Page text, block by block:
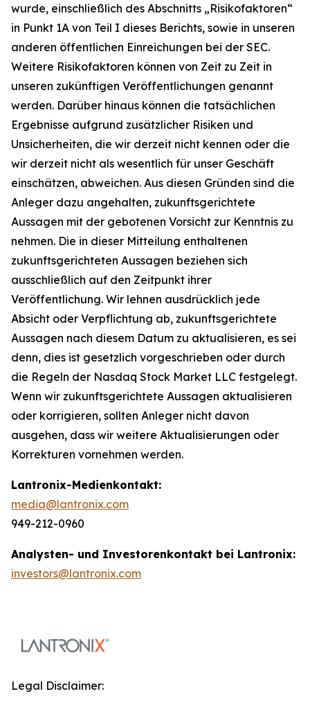
wurde, einschließlich des Abschnitts „Risikofaktoren“
in Punkt 1A von Teil I dieses Berichts, sowie in unseren
anderen öffentlichen Einreichungen bei der SEC.
Weitere Risikofaktoren können von Zeit zu Zeit in
unseren zukünftigen Veröffentlichungen genannt
werden. Darüber hinaus können die tatsächlichen
Ergebnisse aufgrund zusätzlicher Risiken und
Unsicherheiten, die wir derzeit nicht kennen oder die
wir derzeit nicht als wesentlich für unser Geschäft
einschätzen, abweichen. Aus diesen Gründen sind die
Anleger dazu angehalten, zukunftsgerichtete
Aussagen mit der gebotenen Vorsicht zur Kenntnis zu
nehmen. Die in dieser Mitteilung enthaltenen
zukunftsgerichteten Aussagen beziehen sich
ausschließlich auf den Zeitpunkt ihrer
Veröffentlichung. Wir lehnen ausdrücklich jede
Absicht oder Verpflichtung ab, zukunftsgerichtete
Aussagen nach diesem Datum zu aktualisieren, es sei
denn, dies ist gesetzlich vorgeschrieben oder durch
die Regeln der Nasdaq Stock Market LLC festgelegt.
Wenn wir zukunftsgerichtete Aussagen aktualisieren
oder korrigieren, sollten Anleger nicht davon
ausgehen, dass wir weitere Aktualisierungen oder
Korrekturen vornehmen werden.
Lantronix-Medienkontakt:
media@lantronix.com
949-212-0960
Analysten- und Investorenkontakt bei Lantronix:
investors@lantronix.com
Legal Disclaimer: